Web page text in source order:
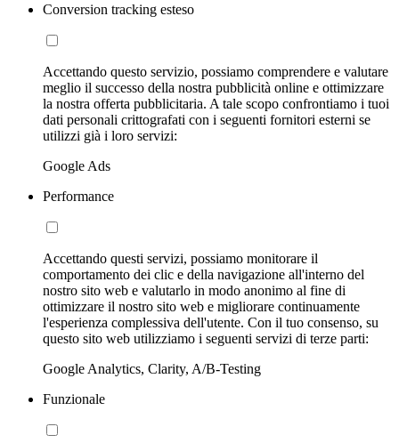
Conversion tracking esteso
Accettando questo servizio, possiamo comprendere e valutare
meglio il successo della nostra pubblicità online e ottimizzare
la nostra offerta pubblicitaria. A tale scopo confrontiamo i tuoi
dati personali crittografati con i seguenti fornitori esterni se
utilizzi già i loro servizi:
Google Ads
Performance
Accettando questi servizi, possiamo monitorare il
comportamento dei clic e della navigazione all'interno del
nostro sito web e valutarlo in modo anonimo al fine di
ottimizzare il nostro sito web e migliorare continuamente
l'esperienza complessiva dell'utente. Con il tuo consenso, su
questo sito web utilizziamo i seguenti servizi di terze parti:
Google Analytics, Clarity, A/B-Testing
Funzionale